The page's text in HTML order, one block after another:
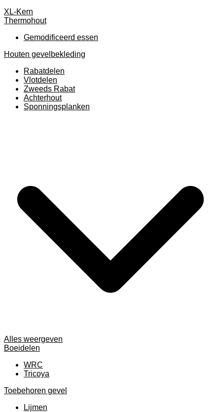
XL-Kern
Thermohout
Gemodificeerd essen
Houten gevelbekleding
Rabatdelen
Vlotdelen
Zweeds Rabat
Achterhout
Sponningsplanken
Alles weergeven
Boeidelen
WRC
Tricoya
Toebehoren gevel
Lijmen